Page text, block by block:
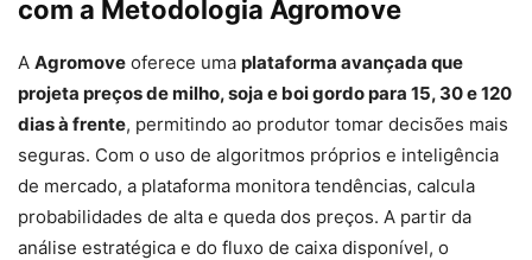
com a Metodologia Agromove
A Agromove oferece uma plataforma avançada que
projeta preços de milho, soja e boi gordo para 15, 30 e 120
dias à frente, permitindo ao produtor tomar decisões mais
seguras. Com o uso de algoritmos próprios e inteligência
de mercado, a plataforma monitora tendências, calcula
probabilidades de alta e queda dos preços. A partir da
análise estratégica e do fluxo de caixa disponível, o